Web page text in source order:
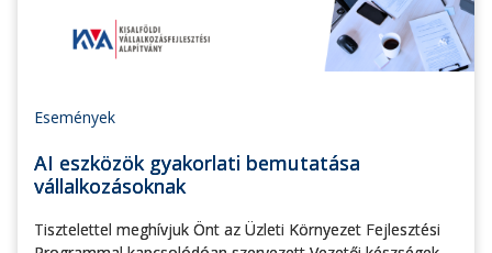
Események
AI eszközök gyakorlati bemutatása
vállalkozásoknak
Tisztelettel meghívjuk Önt az Üzleti Környezet Fejlesztési